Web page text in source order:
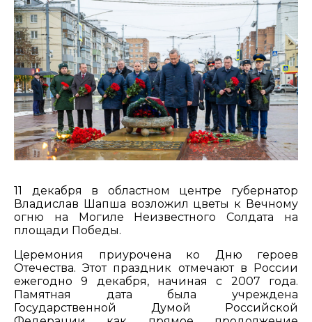
11 декабря в областном центре губернатор
Владислав Шапша возложил цветы к Вечному
огню на Могиле Неизвестного Солдата на
площади Победы.
Церемония приурочена ко Дню героев
Отечества. Этот праздник отмечают в России
ежегодно 9 декабря, начиная с 2007 года.
Памятная дата была учреждена
Государственной Думой Российской